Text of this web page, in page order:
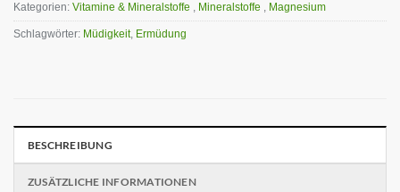
Kategorien: Vitamine & Mineralstoffe , Mineralstoffe , Magnesium
Schlagwörter: Müdigkeit, Ermüdung
BESCHREIBUNG
ZUSÄTZLICHE INFORMATIONEN